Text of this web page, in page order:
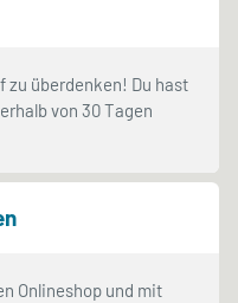
zu überdenken! Du hast
von 30 Tagen
Onlineshop und mit